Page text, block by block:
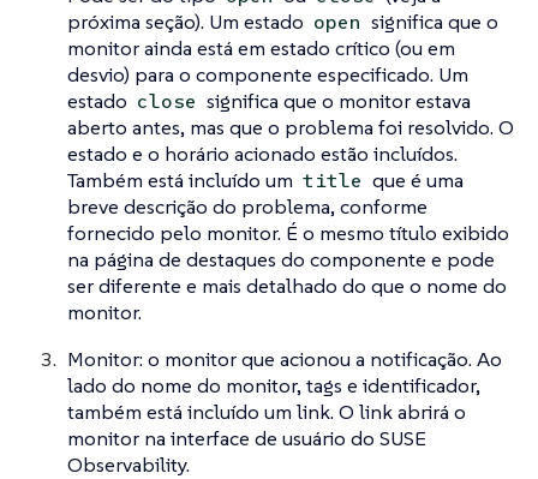
próxima seção). Um estado open significa que o
monitor ainda está em estado crítico (ou em
desvio) para o componente especificado. Um
estado close significa que o monitor estava
aberto antes, mas que o problema foi resolvido. O
estado e o horário acionado estão incluídos.
Também está incluído um title que é uma
breve descrição do problema, conforme
fornecido pelo monitor. É o mesmo título exibido
na página de destaques do componente e pode
ser diferente e mais detalhado do que o nome do
monitor.
Monitor: o monitor que acionou a notificação. Ao
lado do nome do monitor, tags e identificador,
também está incluído um link. O link abrirá o
monitor na interface de usuário do SUSE
Observability.